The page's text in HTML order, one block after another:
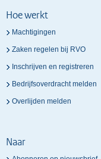
Hoe werkt
Machtigingen
Zaken regelen bij RVO
Inschrijven en registreren
Bedrijfsoverdracht melden
Overlijden melden
Naar